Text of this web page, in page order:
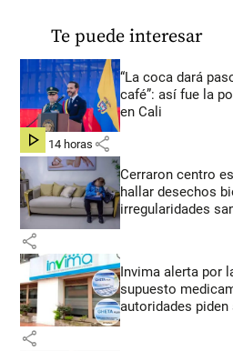
Te puede interesar
“La coca dará
café”: así fue la
en Cali
hace 14 horas share
Cerraron centro
hallar desechos
irregularidades
share
Invima alerta por
supuesto
autoridades
share